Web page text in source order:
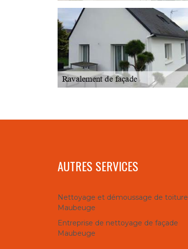
AUTRES SERVICES
Nettoyage et démoussage de toiture
Maubeuge
Entreprise de nettoyage de façade
Maubeuge